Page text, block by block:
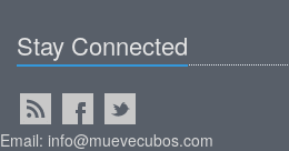
Stay Connected
Email: info@muevecubos.com